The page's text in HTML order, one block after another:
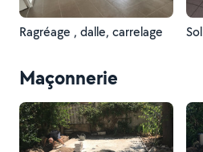
Ragréage , dalle, carrelage Sol
Maçonnerie